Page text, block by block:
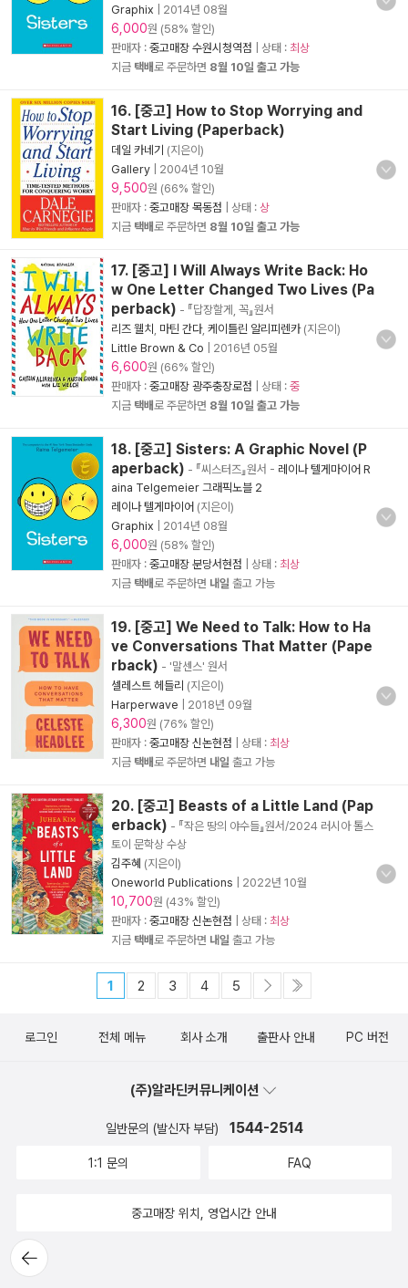
Graphix
2014년 08월
6,000원 (58% 할인)
판매자 : 중고매장 수원시청역점 | 상태 : 최상
지금 택배로 주문하면 8월 10일 출고 가능
16. [중고] How to Stop Worrying and
Start Living (Paperback)
데일 카네기 (지은이)
Gallery
2004년 10월
9,500원 (66% 할인)
판매자 : 중고매장 목동점 | 상태 : 상
지금 택배로 주문하면 8월 10일 출고 가능
17. [중고] I Will Always Write Back: Ho
w One Letter Changed Two Lives (Pa
perback) - 『답장할게, 꼭』원서
리즈 웰치
마틴 간다, 케이틀린 알리피렌카(지은이)
Little Brown & Co
2016년 05월
6,600원 (66% 할인)
판매자 : 중고매장 광주충장로점 | 상태 : 중
지금 택배로 주문하면 8월 10일 출고 가능
18. [중고] Sisters: A Graphic Novel (P
aperback) - 『씨스터즈』원서 - 레이나 텔게마이어 R
aina Telgemeier 그래픽노블 2
레이나 텔게마이어 (지은이)
Graphix
2014년 08월
6,000원 (58% 할인)
판매자 : 중고매장 분당서현점 | 상태 : 최상
지금 택배로 주문하면 내일 출고 가능
19. [중고] We Need to Talk: How to Ha
ve Conversations That Matter (Pape
rback) - '말센스' 원서
셀레스트 헤들리 (지은이)
Harperwave
2018년 09월
6,300원 (76% 할인)
판매자 : 중고매장 신논현점 | 상태 : 최상
지금 택배로 주문하면 내일 출고 가능
20. [중고] Beasts of a Little Land (Pap
erback) - 『작은 땅의 야수들』원서/2024 러시아 톨스
토이 문학상 수상
김주혜 (지은이)
Oneworld Publications
2022년 10월
10,700원 (43% 할인)
판매자 : 중고매장 신논현점 | 상태 : 최상
지금 택배로 주문하면 내일 출고 가능
1 2 3 4 5
뒤로가
기
로그인 전체 메뉴 회사 소개 출판사 안내 PC 버전
(주)알라딘커뮤니케이션
일반문의 (발신자 부담) 1544-2514
1:1 문의 FAQ
중고매장 위치, 영업시간 안내